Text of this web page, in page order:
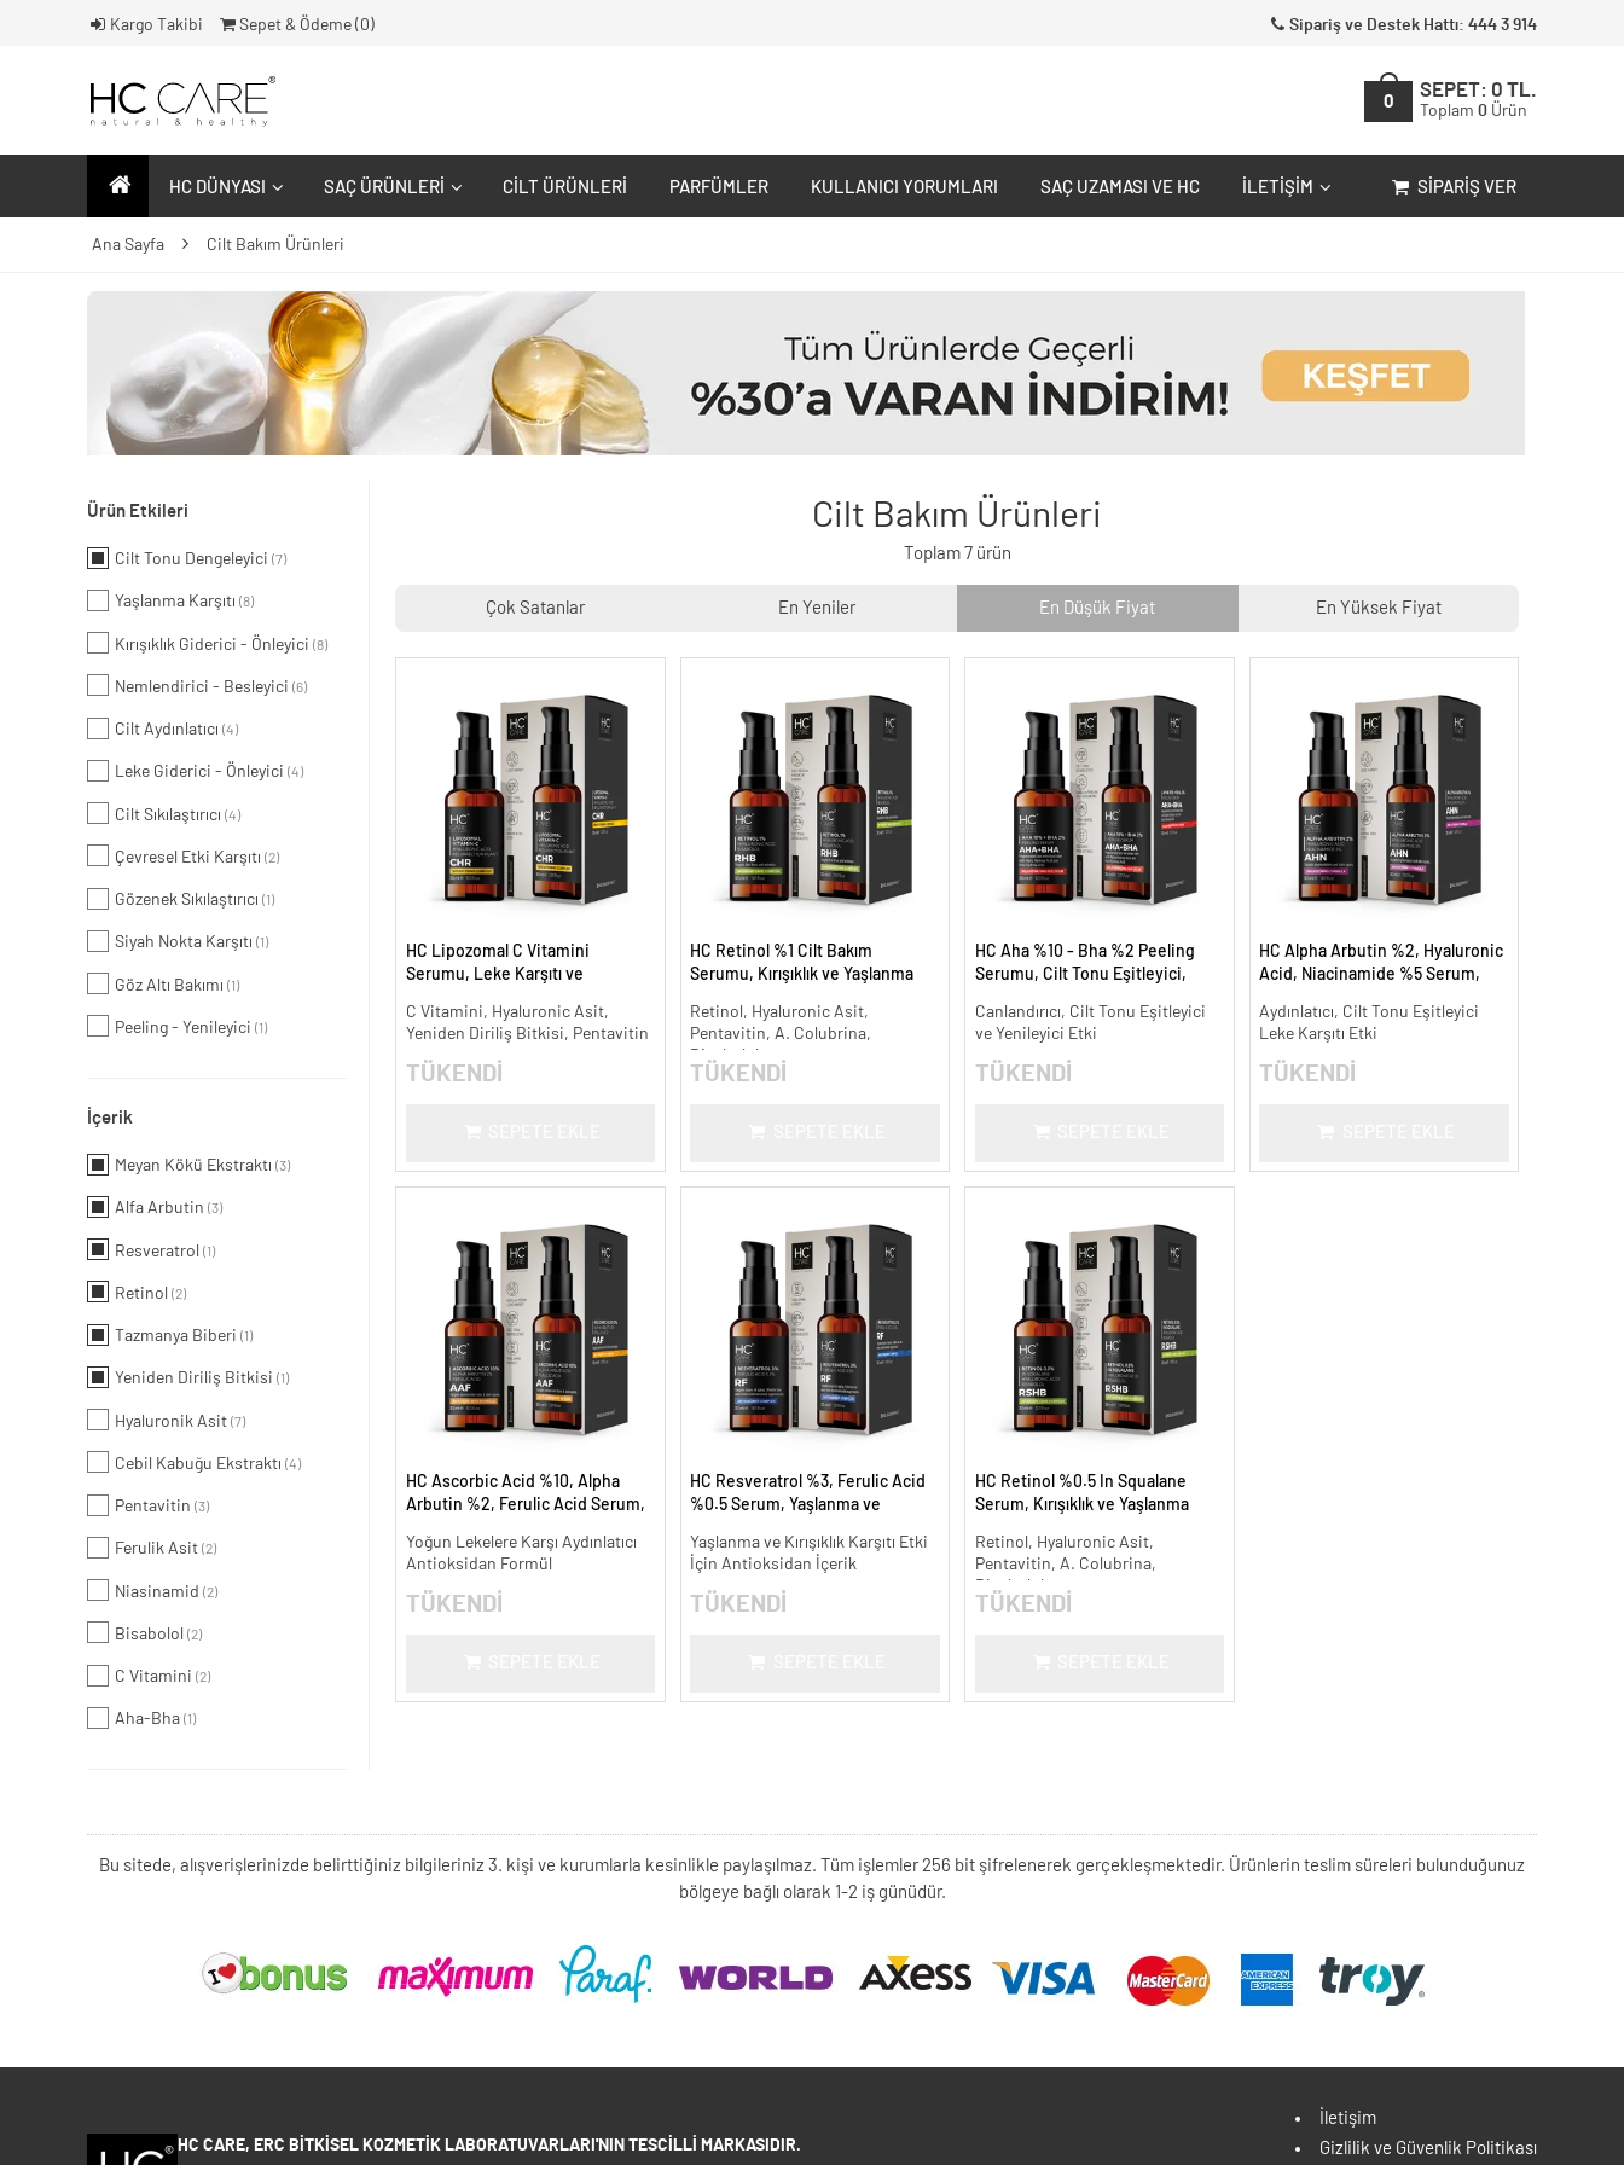
Kargo Takibi Sepet & Ödeme ( 0) Sipariş ve Destek Hattı: 444 3 914
0
SEPET: 0 TL.
Toplam 0 Ürün
HC DÜNYASI SAÇ ÜRÜNLERI CILT ÜRÜNLERI PARFÜMLER KULLANICI YORUMLARI SAÇ UZAMASI VE HC İLETIŞIM SIPARIŞ VER
Ana Sayfa Cilt Bakım Ürünleri
Ürün Etkileri
Cilt Tonu Dengeleyici (7)
Yaşlanma Karşıtı (8)
Kırışıklık Giderici - Önleyici (8)
Nemlendirici - Besleyici (6)
Cilt Aydınlatıcı (4)
Leke Giderici - Önleyici (4)
Cilt Sıkılaştırıcı (4)
Çevresel Etki Karşıtı (2)
Gözenek Sıkılaştırıcı (1)
Siyah Nokta Karşıtı (1)
Göz Altı Bakımı (1)
Peeling - Yenileyici (1)
İçerik
Meyan Kökü Ekstraktı (3)
Alfa Arbutin (3)
Resveratrol (1)
Retinol (2)
Tazmanya Biberi (1)
Yeniden Diriliş Bitkisi (1)
Hyaluronik Asit (7)
Cebil Kabuğu Ekstraktı (4)
Pentavitin (3)
Ferulik Asit (2)
Niasinamid (2)
Bisabolol (2)
C Vitamini (2)
Aha-Bha (1)
Cilt Bakım Ürünleri
Toplam 7 ürün
Çok Satanlar En Yeniler En Düşük Fiyat En Yüksek Fiyat
HC Lipozomal C Vitamini
Serumu, Leke Karşıtı ve
C Vitamini, Hyaluronic Asit,
Yeniden Diriliş Bitkisi, Pentavitin
TÜKENDİ
HC Retinol %1 Cilt Bakım
Serumu, Kırışıklık ve Yaşlanma
Retinol, Hyaluronic Asit,
Pentavitin, A. Colubrina,
Bisabolol
TÜKENDİ
HC Aha %10 - Bha %2 Peeling
Serumu, Cilt Tonu Eşitleyici,
Canlandırıcı, Cilt Tonu Eşitleyici
ve Yenileyici Etki
TÜKENDİ
HC Alpha Arbutin %2, Hyaluronic
Acid, Niacinamide %5 Serum,
Aydınlatıcı, Cilt Tonu Eşitleyici
Leke Karşıtı Etki
TÜKENDİ
HC Ascorbic Acid %10, Alpha
Arbutin %2, Ferulic Acid Serum,
ml.
Yoğun Lekelere Karşı Aydınlatıcı
Antioksidan Formül
TÜKENDİ
HC Resveratrol %3, Ferulic Acid
%0.5 Serum, Yaşlanma ve
Yaşlanma ve Kırışıklık Karşıtı Etki
İçin Antioksidan İçerik
TÜKENDİ
HC Retinol %0.5 In Squalane
Serum, Kırışıklık ve Yaşlanma
Retinol, Hyaluronic Asit,
Pentavitin, A. Colubrina,
Bisabolol
TÜKENDİ
Bu sitede, alışverişlerinizde belirttiğiniz bilgileriniz 3. kişi ve kurumlarla kesinlikle paylaşılmaz. Tüm işlemler 256 bit şifrelenerek gerçekleşmektedir. Ürünlerin teslim süreleri bulunduğunuz
bölgeye bağlı olarak 1-2 iş günüdür.
HC CARE, ERC BITKISEL KOZMETIK LABORATUVARLARI'NIN TESCILLI MARKASIDIR.
İletişim
Gizlilik ve Güvenlik Politikası